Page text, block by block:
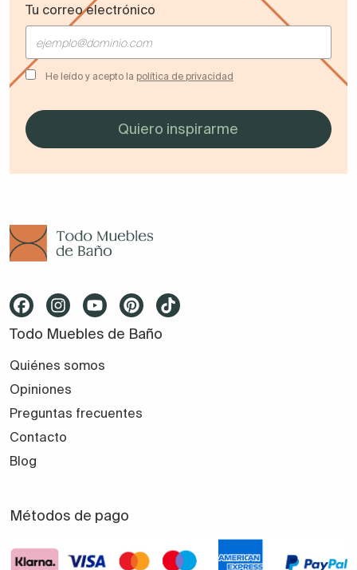
Tu correo electrónico
He leído y acepto la política de privacidad
Todo Muebles de Baño
Quiénes somos
Opiniones
Preguntas frecuentes
Contacto
Blog
Métodos de pago